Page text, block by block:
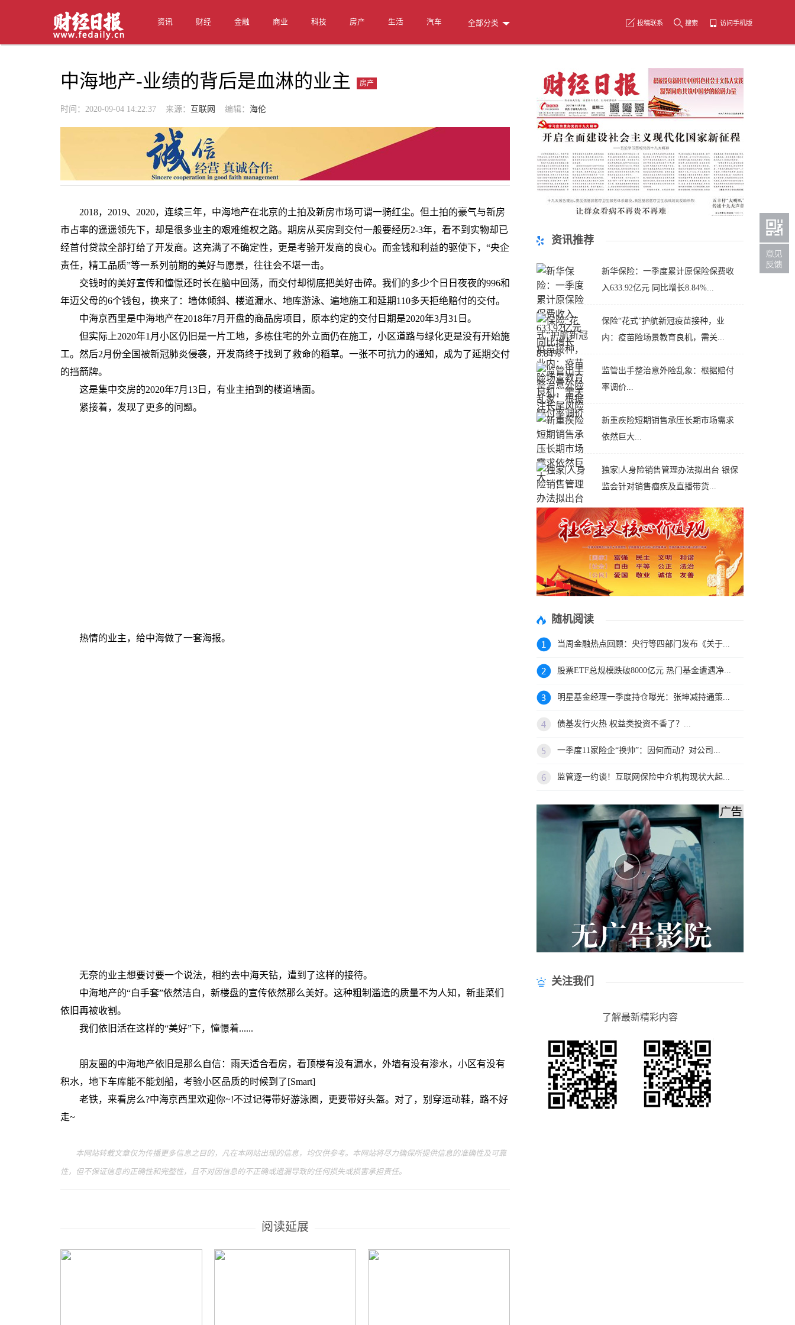
资讯 财经 金融 商业 科技 房产 生活 汽车 全部分类 访问手机版
搜索
投稿联系
中海地产-业绩的背后是血淋的业主 房产
时间：2020-09-04 14:22:37 来源： 互联网 编辑： 海伦
2018，2019、2020，连续三年，中海地产在北京的土拍及新房市场可谓一骑红尘。但土拍的豪气与新房
市占率的遥遥领先下，却是很多业主的艰难维权之路。期房从买房到交付一般要经历2-3年，看不到实物却已
经首付贷款全部打给了开发商。这充满了不确定性，更是考验开发商的良心。而金钱和利益的驱使下，“央企
责任，精工品质”等一系列前期的美好与愿景，往往会不堪一击。
交钱时的美好宣传和憧憬还时长在脑中回荡，而交付却彻底把美好击碎。我们的多少个日日夜夜的996和
年迈父母的6个钱包，换来了：墙体倾斜、楼道漏水、地库游泳、遍地施工和延期110多天拒绝赔付的交付。
中海京西里是中海地产在2018年7月开盘的商品房项目，原本约定的交付日期是2020年3月31日。
但实际上2020年1月小区仍旧是一片工地，多栋住宅的外立面仍在施工，小区道路与绿化更是没有开始施
工。然后2月份全国被新冠肺炎侵袭，开发商终于找到了救命的稻草。一张不可抗力的通知，成为了延期交付
的挡箭牌。
这是集中交房的2020年7月13日，有业主拍到的楼道墙面。
紧接着，发现了更多的问题。
热情的业主，给中海做了一套海报。
无奈的业主想要讨要一个说法，相约去中海天钻，遭到了这样的接待。
中海地产的“白手套”依然洁白，新楼盘的宣传依然那么美好。这种粗制滥造的质量不为人知，新韭菜们
依旧再被收割。
我们依旧活在这样的“美好”下，憧憬着......
朋友圈的中海地产依旧是那么自信：雨天适合看房，看顶楼有没有漏水，外墙有没有渗水，小区有没有
积水，地下车库能不能划船，考验小区品质的时候到了[Smart]
老铁，来看房么?中海京西里欢迎你~!不过记得带好游泳圈，更要带好头盔。对了，别穿运动鞋，路不好
走~
本网站转载文章仅为传播更多信息之目的，凡在本网站出现的信息，均仅供参考。本网站将尽力确保所提供信息的准确性及可靠
性，但不保证信息的正确性和完整性，且不对因信息的不正确或遗漏导致的任何损失或损害承担责任。
阅读延展
资讯推荐
新华保险：一季度累计原保险保费收
入633.92亿元 同比增长8.84%...
保险“花式”护航新冠疫苗接种，业
内：疫苗险场景教育良机，需关...
监管出手整治意外险乱象：根据赔付
率调价...
新重疾险短期销售承压长期市场需求
依然巨大...
独家|人身险销售管理办法拟出台 银保
监会针对销售痼疾及直播带货...
随机阅读
当周金融热点回顾：央行等四部门发布《关于...
股票ETF总规模跌破8000亿元 热门基金遭遇净...
明星基金经理一季度持仓曝光：张坤减持通策...
债基发行火热 权益类投资不香了？...
一季度11家险企“换帅”：因何而动？对公司...
监管逐一约谈！互联网保险中介机构现状大起...
关注我们
了解最新精彩内容